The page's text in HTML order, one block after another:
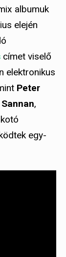
albumuk
elején
címet viselő
elektronikus
Peter
Sannan,
egy-